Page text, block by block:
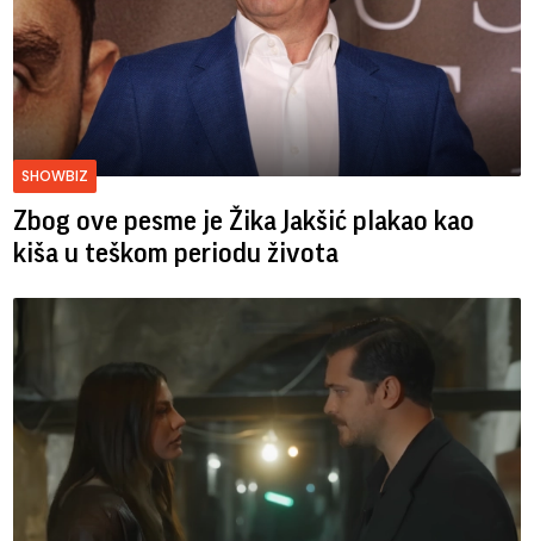
SHOWBIZ
Zbog ove pesme je Žika Jakšić plakao kao
kiša u teškom periodu života